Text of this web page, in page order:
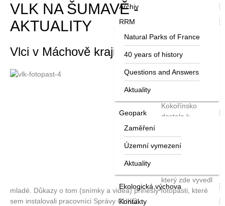
Archiv
RRM
Natural Parks of France
40 years of history
Questions and Answers
Aktuality
Geopark
Zaměření
Územní vymezení
Aktuality
Ekologická výchova
Kontakty
VLK NA ŠUMAVĚ -
AKTUALITY
Vlci v Máchově kraji vyvedli mláďata
Nová část
Kokořínsko
dostala k
křtinám krásný
dárek - za svůj
který zde vyvedl
mladé. Důkazy o tom (snímky a videa) přinesly fotopasti, které
sem instalovali pracovníci Správy CHKO.